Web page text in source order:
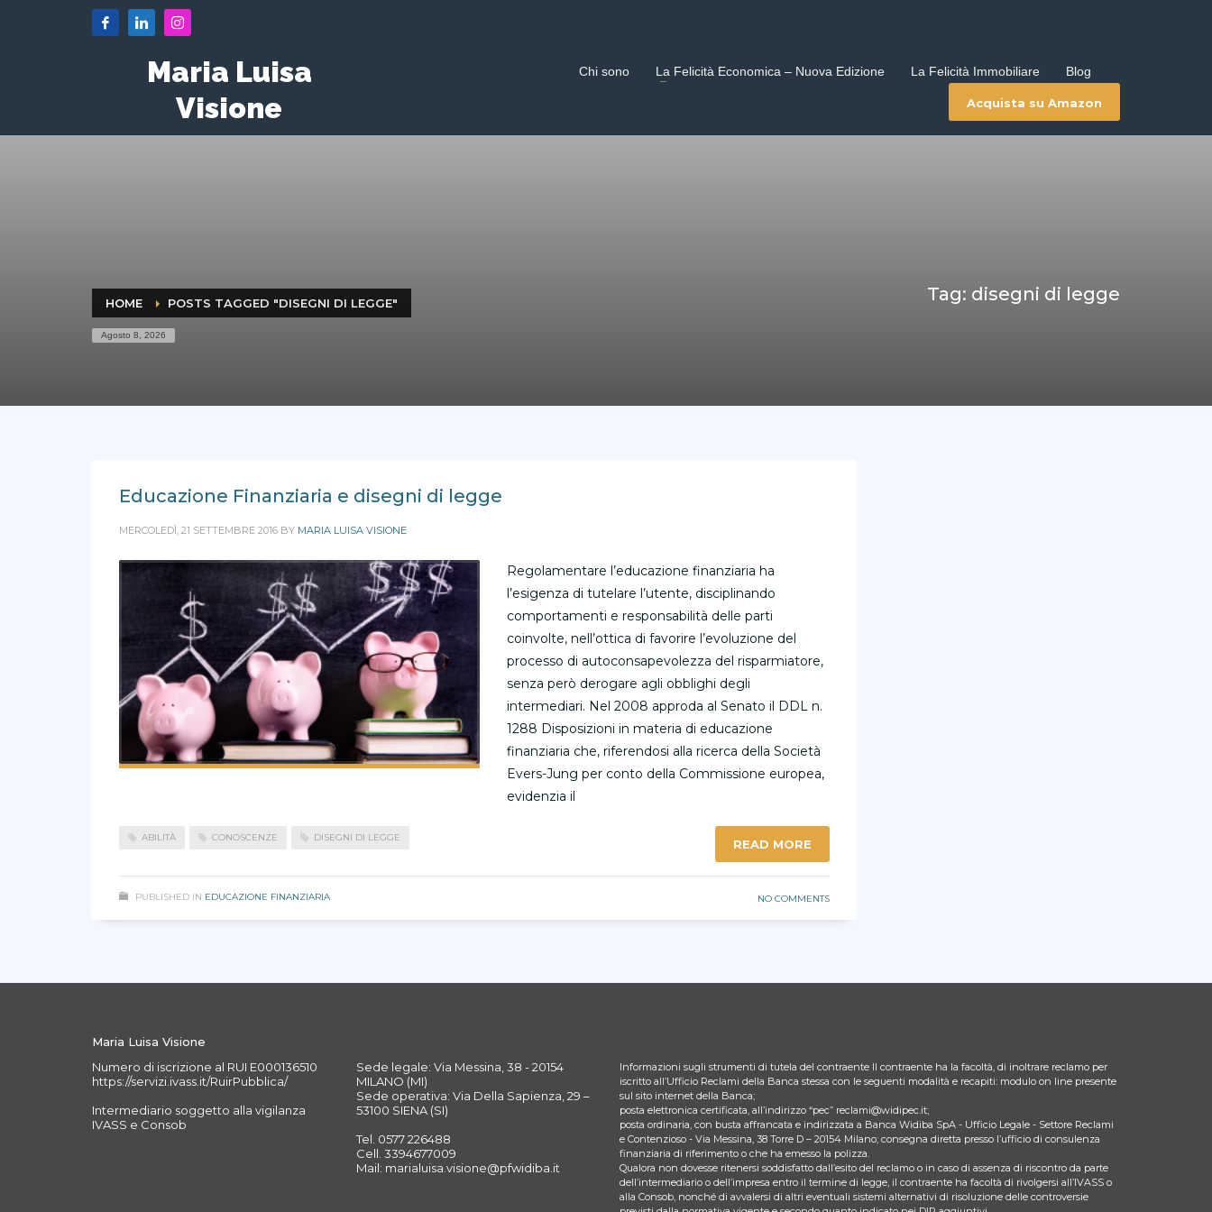
Maria Luisa
Visione
Chi sono La Felicità Economica – Nuova Edizione La Felicità Immobiliare Blog
Acquista su Amazon
HOME POSTS TAGGED "DISEGNI DI LEGGE"
Agosto 8, 2026
Tag: disegni di legge
Educazione Finanziaria e disegni di legge
MERCOLEDÌ, 21 SETTEMBRE 2016 BY MARIA LUISA VISIONE
Regolamentare l’educazione finanziaria ha
l’esigenza di tutelare l’utente, disciplinando
comportamenti e responsabilità delle parti
coinvolte, nell’ottica di favorire l’evoluzione del
processo di autoconsapevolezza del risparmiatore,
senza però derogare agli obblighi degli
intermediari. Nel 2008 approda al Senato il DDL n.
1288 Disposizioni in materia di educazione
finanziaria che, riferendosi alla ricerca della Società
Evers-Jung per conto della Commissione europea,
evidenzia il
ABILITÀ CONOSCENZE DISEGNI DI LEGGE READ MORE
PUBLISHED IN EDUCAZIONE FINANZIARIA NO COMMENTS
Maria Luisa Visione
Numero di iscrizione al RUI E000136510
https://servizi.ivass.it/RuirPubblica/
Intermediario soggetto alla vigilanza
IVASS e Consob
Sede legale: Via Messina, 38 - 20154
MILANO (MI)
Sede operativa: Via Della Sapienza, 29 –
53100 SIENA (SI)
Tel. 0577 226488
Cell. 3394677009
Mail: marialuisa.visione@pfwidiba.it
Informazioni sugli strumenti di tutela del contraente Il contraente ha la facoltà, di inoltrare reclamo per
iscritto all’Ufficio Reclami della Banca stessa con le seguenti modalità e recapiti: modulo on line presente
sul sito internet della Banca;
posta elettronica certificata, all’indirizzo “pec” reclami@widipec.it;
posta ordinaria, con busta affrancata e indirizzata a Banca Widiba SpA - Ufficio Legale - Settore Reclami
e Contenzioso - Via Messina, 38 Torre D – 20154 Milano; consegna diretta presso l’ufficio di consulenza
finanziaria di riferimento o che ha emesso la polizza.
Qualora non dovesse ritenersi soddisfatto dall’esito del reclamo o in caso di assenza di riscontro da parte
dell’intermediario o dell’impresa entro il termine di legge, il contraente ha facoltà di rivolgersi all’IVASS o
alla Consob, nonché di avvalersi di altri eventuali sistemi alternativi di risoluzione delle controversie